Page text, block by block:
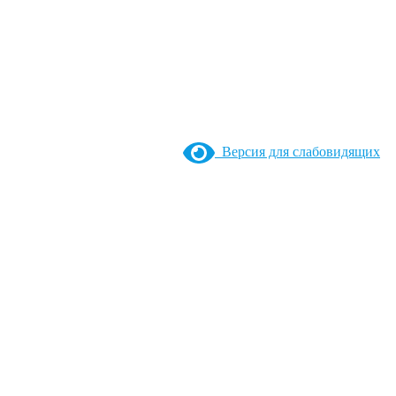
Версия для слабовидящих